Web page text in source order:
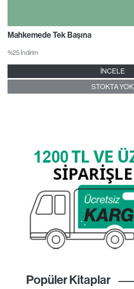
Mahkemede Tek Başına
%25 İndirim
İNCELE
STOKTA YOK
Popüler Kitaplar